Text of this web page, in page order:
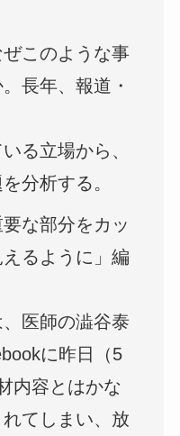
このような事
長年、報道・
る立場から、
分析する。
な部分をカッ
るように」編
医師の澁谷泰
に昨日（5
内容とはかな
てしまい、放